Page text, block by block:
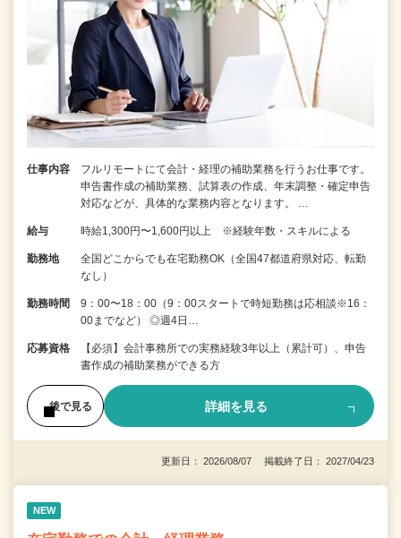
仕事内容
フルリモートにて会計・経理の補助業務を行うお仕事です。
申告書作成の補助業務、試算表の作成、年末調整・確定申告
対応などが、具体的な業務内容となります。 …
給与 時給1,300円〜1,600円以上 ※経験年数・スキルによる
勤務地
全国どこからでも在宅勤務OK（全国47都道府県対応、転勤
なし）
勤務時間
9：00〜18：00（9：00スタートで時短勤務は応相談※16：
00までなど） ◎週4日…
応募資格
【必須】会計事務所での実務経験3年以上（累計可）、申告
書作成の補助業務ができる方
後で見る 詳細を見る
更新日： 2026/08/07 掲載終了日： 2027/04/23
NEW